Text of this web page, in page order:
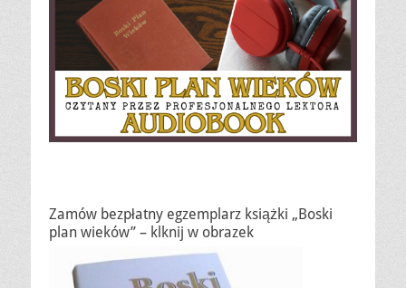
Zamów bezpłatny egzemplarz książki „Boski
plan wieków” – klknij w obrazek